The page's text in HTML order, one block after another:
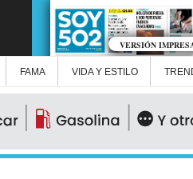
VERSIÓN
FAMA VIDA Y ESTILO